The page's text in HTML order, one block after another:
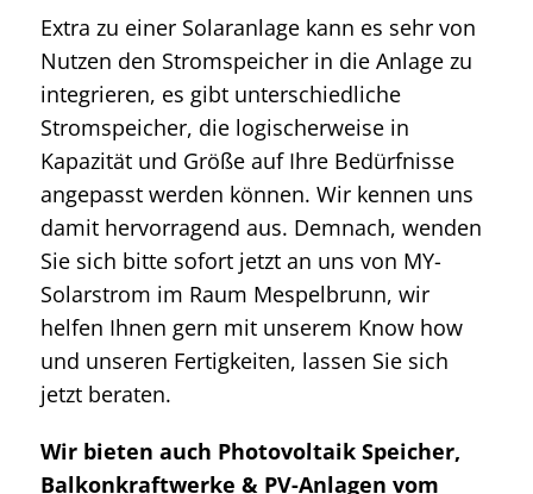
Extra zu einer Solaranlage kann es sehr von
Nutzen den Stromspeicher in die Anlage zu
integrieren, es gibt unterschiedliche
Stromspeicher, die logischerweise in
Kapazität und Größe auf Ihre Bedürfnisse
angepasst werden können. Wir kennen uns
damit hervorragend aus. Demnach, wenden
Sie sich bitte sofort jetzt an uns von MY-
Solarstrom im Raum Mespelbrunn, wir
helfen Ihnen gern mit unserem Know how
und unseren Fertigkeiten, lassen Sie sich
jetzt beraten.
Wir bieten auch Photovoltaik Speicher,
Balkonkraftwerke & PV-Anlagen vom